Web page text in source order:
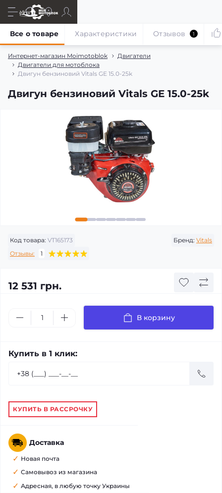
Интернет-магазин Moimotoblok
Двигатели
Двигатели для мотоблока
Двигун бензиновий Vitals GE 15.0-25k
Двигун бензиновий Vitals GE 15.0-25k
Все о товаре Характеристики Отзывов 1
Код товара: VT165173 Бренд: Vitals
Отзывы:
1
12 531 грн.
В корзину
Купить в 1 клик:
КУПИТЬ В РАССРОЧКУ
Доставка
Новая почта
Самовывоз из магазина
Адресная, в любую точку Украины